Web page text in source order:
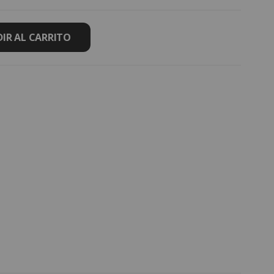
AL CARRITO